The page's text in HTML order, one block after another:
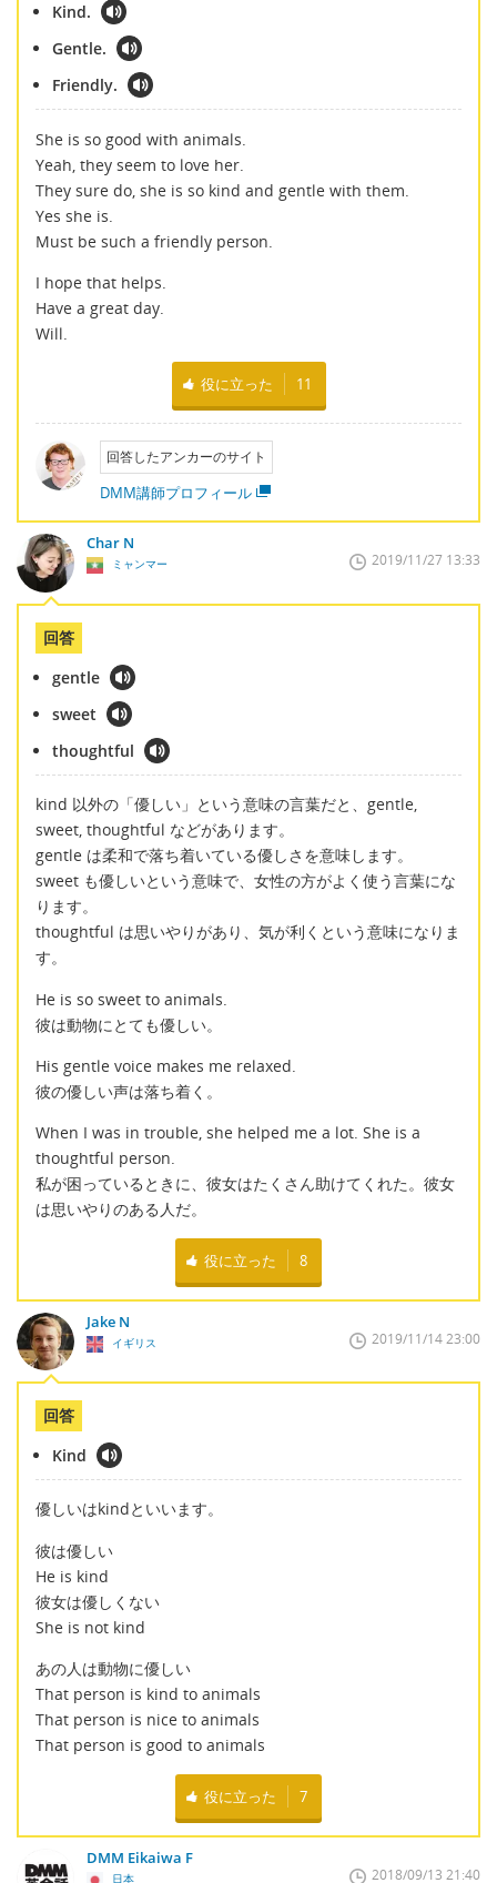
Kind.
Gentle.
Friendly.
She is so good with animals.
Yeah, they seem to love her.
They sure do, she is so kind and gentle with them.
Yes she is.
Must be such a friendly person.
I hope that helps.
Have a great day.
Will.
役に立った 11
回答したアンカーのサイト
DMM講師プロフィール
Char N
ミャンマー 2019/11/27 13:33
回答
gentle
sweet
thoughtful
kind 以外の「優しい」という意味の言葉だと、gentle,
sweet, thoughtful などがあります。
gentle は柔和で落ち着いている優しさを意味します。
sweet も優しいという意味で、女性の方がよく使う言葉にな
ります。
thoughtful は思いやりがあり、気が利くという意味になりま
す。
He is so sweet to animals.
彼は動物にとても優しい。
His gentle voice makes me relaxed.
彼の優しい声は落ち着く。
When I was in trouble, she helped me a lot. She is a
thoughtful person.
私が困っているときに、彼女はたくさん助けてくれた。彼女
は思いやりのある人だ。
役に立った 8
Jake N
イギリス 2019/11/14 23:00
回答
Kind
優しいはkindといいます。
彼は優しい
He is kind
彼女は優しくない
She is not kind
あの人は動物に優しい
That person is kind to animals
That person is nice to animals
That person is good to animals
役に立った 7
DMM Eikaiwa F
日本 2018/09/13 21:40